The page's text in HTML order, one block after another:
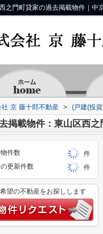
社 京 藤十郎不動産 > (戸建(投
掲載物件：東山区西之
件数
件
更新件数
件
望の不動産をお探しします